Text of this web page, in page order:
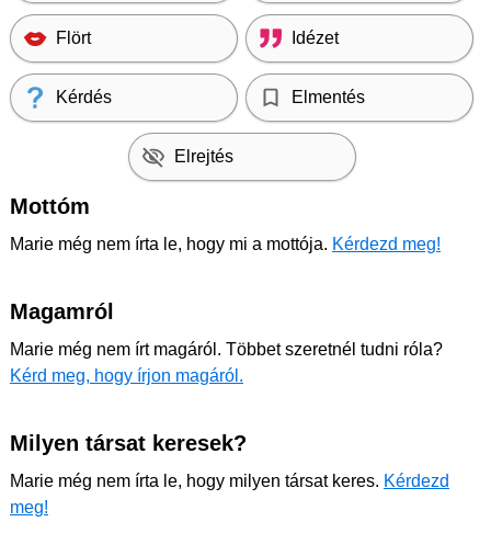
Flört Idézet
Kérdés Elmentés
Elrejtés
Mottóm
Marie még nem írta le, hogy mi a mottója. Kérdezd meg!
Magamról
Marie még nem írt magáról. Többet szeretnél tudni róla?
Kérd meg, hogy írjon magáról.
Milyen társat keresek?
Marie még nem írta le, hogy milyen társat keres. Kérdezd
meg!